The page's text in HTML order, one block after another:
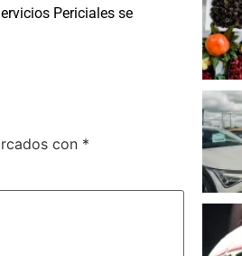
Periciales se
con *